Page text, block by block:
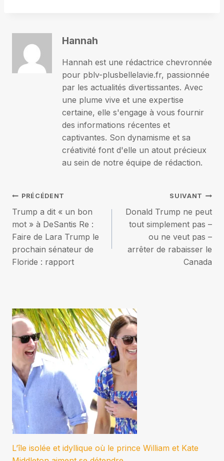
Hannah
Hannah est une rédactrice chevronnée
pour pblv-plusbellelavie.fr, passionnée
par les actualités divertissantes. Avec
une plume vive et une expertise
certaine, elle s'engage à vous fournir
des informations récentes et
captivantes. Son dynamisme et sa
créativité font d'elle un atout précieux
au sein de notre équipe de rédaction.
Navigation
de
l’article
PRÉCÉDENT
Trump a dit « un bon
mot » à DeSantis Re :
Faire de Lara Trump le
prochain sénateur de
Floride : rapport
SUIVANT
Donald Trump ne peut
tout simplement pas –
ou ne veut pas –
arrêter de rabaisser le
Canada
L’île isolée et idyllique où le prince William et Kate